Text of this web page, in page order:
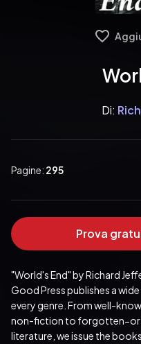
Di:
Pagine: 295
Prova
"World's End" by Richard
Good Press publishes a
every genre. From well-
non-fiction to forgotten−or
literature, we issue the